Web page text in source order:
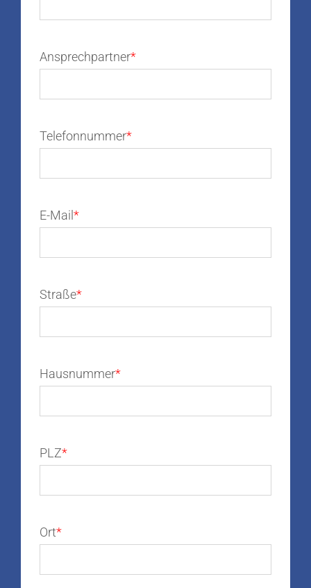
Ansprechpartner
Telefonnummer
E-Mail
Straße
Hausnummer
PLZ
Ort